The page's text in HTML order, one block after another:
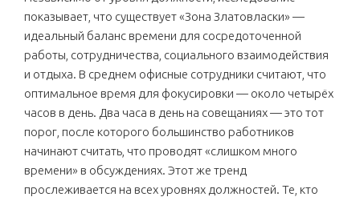
показывает, что существует «Зона Златовласки» —
идеальный баланс времени для сосредоточенной
работы, сотрудничества, социального взаимодействия
и отдыха. В среднем офисные сотрудники считают, что
оптимальное время для фокусировки — около четырёх
часов в день. Два часа в день на совещаниях — это тот
порог, после которого большинство работников
начинают считать, что проводят «слишком много
времени» в обсуждениях. Этот же тренд
прослеживается на всех уровнях должностей. Те, кто